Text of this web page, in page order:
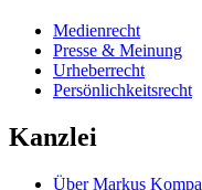
Medienrecht
Presse & Meinung
Urheberrecht
Persönlichkeitsrecht
Kanzlei
Über Markus Kompa